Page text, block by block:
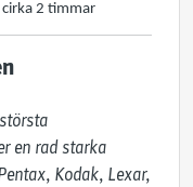
2 timmar
en rad starka
Kodak, Lexar,